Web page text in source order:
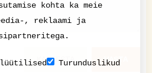
KATKESTA VASTA
kohta ka meie
, reklaami ja
Turunduslikud